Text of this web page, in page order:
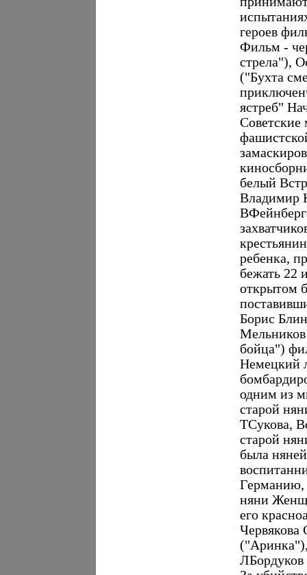
героев
Фильм -
стрела"),
("Бухта
ястреб"
Советские
белый
Владимир
ребенка,
бежать 22
открытом
Борис
бойца")
Немецкий
одним из
старой
ТСукова,
старой
была
Германию,
няни
его
Червякова
ЛБордуков